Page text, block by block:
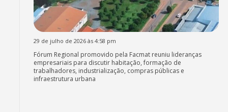
29 de julho de 2026 às 4:58 pm
Fórum Regional promovido pela Facmat reuniu lideranças
empresariais para discutir habitação, formação de
trabalhadores, industrialização, compras públicas e
infraestrutura urbana